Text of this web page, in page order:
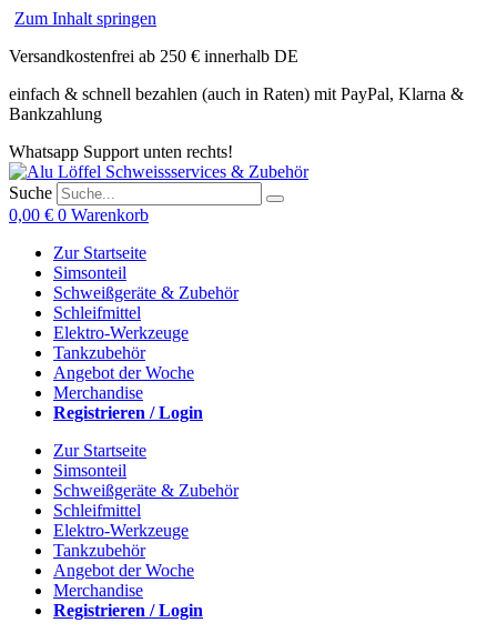
Zum Inhalt springen
Versandkostenfrei ab 250 € innerhalb DE
einfach & schnell bezahlen (auch in Raten) mit PayPal, Klarna &
Bankzahlung
Whatsapp Support unten rechts!
Suche
0,00 € 0 Warenkorb
Zur Startseite
Simsonteil
Schweißgeräte & Zubehör
Schleifmittel
Elektro-Werkzeuge
Tankzubehör
Angebot der Woche
Merchandise
Registrieren / Login
Zur Startseite
Simsonteil
Schweißgeräte & Zubehör
Schleifmittel
Elektro-Werkzeuge
Tankzubehör
Angebot der Woche
Merchandise
Registrieren / Login